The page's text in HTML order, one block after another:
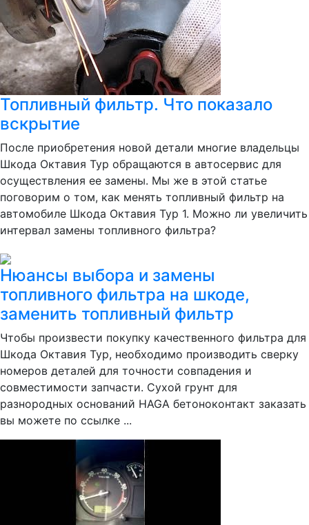
Топливный фильтр. Что показало
вскрытие
После приобретения новой детали многие владельцы
Шкода Октавия Тур обращаются в автосервис для
осуществления ее замены. Мы же в этой статье
поговорим о том, как менять топливный фильтр на
автомобиле Шкода Октавия Тур 1. Можно ли увеличить
интервал замены топливного фильтра?
Нюансы выбора и замены
топливного фильтра на шкоде,
заменить топливный фильтр
Чтобы произвести покупку качественного фильтра для
Шкода Октавия Тур, необходимо производить сверку
номеров деталей для точности совпадения и
совместимости запчасти. Сухой грунт для
разнородных оснований HAGA бетоноконтакт заказать
вы можете по ссылке ...